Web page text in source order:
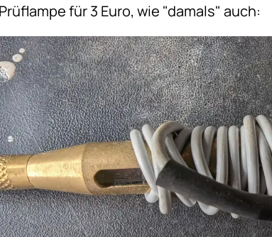
für 3 Euro, wie "damals" auch: